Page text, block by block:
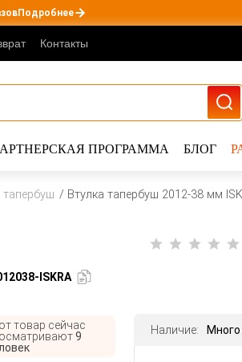
Подробнее
Контакты
ПРОГРАММА БЛОГ
тапербуш Втулка тапербуш 2012-38 мм
ISKRA
добавили
товар в корзину
Наличие: Много